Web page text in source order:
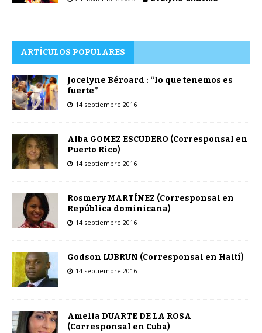
ARTÍCULOS POPULARES
Jocelyne Béroard : “lo que tenemos es
fuerte”
14 septiembre 2016
Alba GOMEZ ESCUDERO (Corresponsal en
Puerto Rico)
14 septiembre 2016
Rosmery MARTÍNEZ (Corresponsal en
República dominicana)
14 septiembre 2016
Godson LUBRUN (Corresponsal en Haití)
14 septiembre 2016
Amelia DUARTE DE LA ROSA
(Corresponsal en Cuba)